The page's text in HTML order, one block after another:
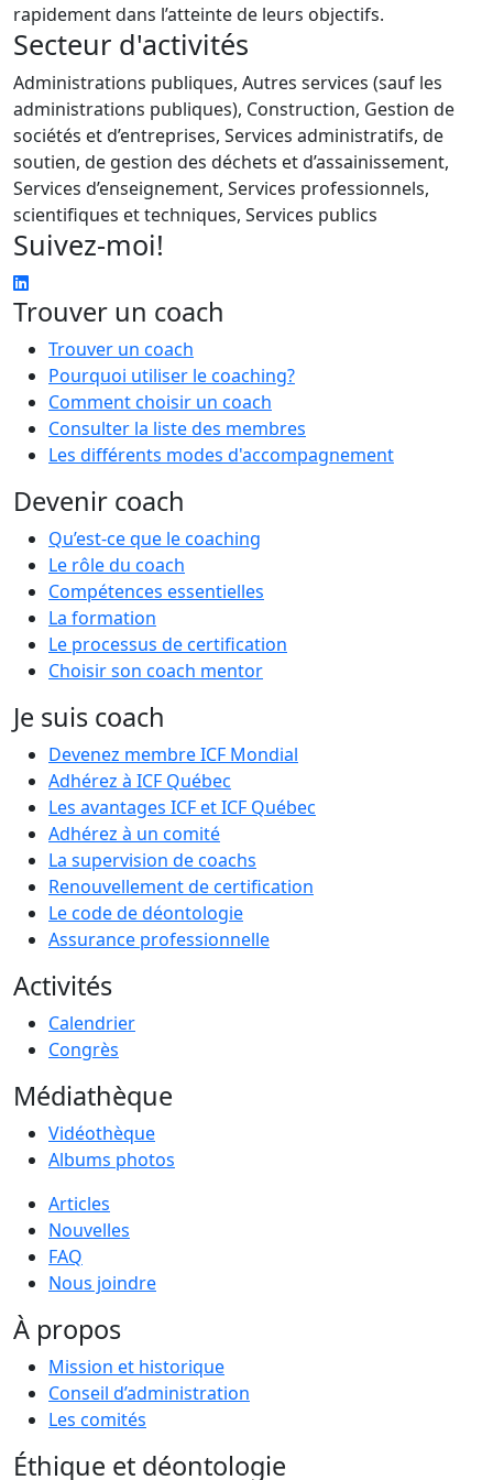
rapidement dans l’atteinte de leurs objectifs.
Secteur d'activités
Administrations publiques, Autres services (sauf les
administrations publiques), Construction, Gestion de
sociétés et d’entreprises, Services administratifs, de
soutien, de gestion des déchets et d’assainissement,
Services d’enseignement, Services professionnels,
scientifiques et techniques, Services publics
Suivez-moi!
Trouver un coach
Trouver un coach
Pourquoi utiliser le coaching?
Comment choisir un coach
Consulter la liste des membres
Les différents modes d'accompagnement
Devenir coach
Qu’est-ce que le coaching
Le rôle du coach
Compétences essentielles
La formation
Le processus de certification
Choisir son coach mentor
Je suis coach
Devenez membre ICF Mondial
Adhérez à ICF Québec
Les avantages ICF et ICF Québec
Adhérez à un comité
La supervision de coachs
Renouvellement de certification
Le code de déontologie
Assurance professionnelle
Activités
Calendrier
Congrès
Médiathèque
Vidéothèque
Albums photos
Articles
Nouvelles
FAQ
Nous joindre
À propos
Mission et historique
Conseil d’administration
Les comités
Éthique et déontologie